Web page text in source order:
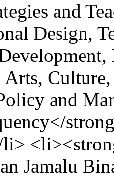
and
Design,
and
Jamalu